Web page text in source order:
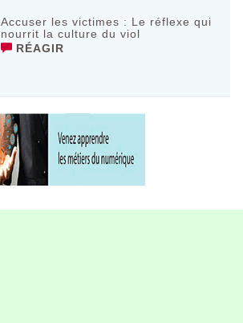
Accuser les victimes : Le réflexe qui
nourrit la culture du viol
RÉAGIR